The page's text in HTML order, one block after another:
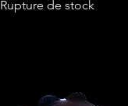
Rupture de stock